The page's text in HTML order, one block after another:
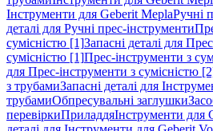
Інструменти для Geberit MeplaРучні
деталі для Ручні прес-інструменти
сумісністю [1]Запасні деталі для
сумісністю [1]Прес-інструменти з
для Прес-інструменти з сумісністю
з трубамиЗапасні деталі для
трубамиОбпресувальні заглушки
перевіркиПриладдяІнструменти для